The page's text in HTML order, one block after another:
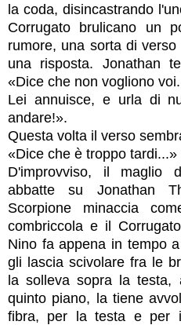
la coda, disincastrando
Corrugato brulicano un
rumore, una sorta di
una risposta. Jonathan
«Dice che non vogliono
Lei annuisce, e urla di
andare!».
Questa volta il verso
«Dice che è troppo tardi...»
D'improvviso, il maglio
abbatte su Jonathan
Scorpione minaccia
combriccola e il
Nino fa appena in tempo
gli lascia scivolare fra le
la solleva sopra la testa,
quinto piano, la tiene
fibra, per la testa e per